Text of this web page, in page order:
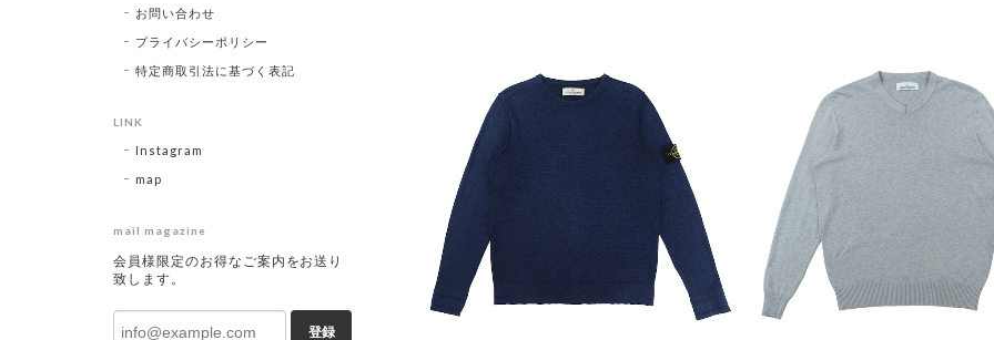
お問い合わせ
プライバシーポリシー
特定商取引法に基づく表記
LINK
Instagram
map
mail magazine
会員様限定のお得なご案内をお送り
致します。
登録